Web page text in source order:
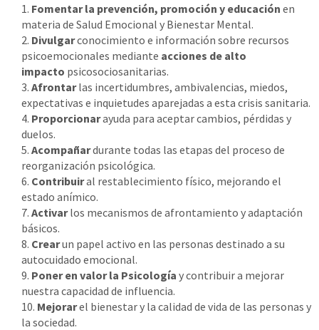
Fomentar la prevención, promoción y educación en
materia de Salud Emocional y Bienestar Mental.
Divulgarconocimiento e información sobre recursos
psicoemocionales mediante acciones de alto
impacto psicosociosanitarias.
Afrontarlas incertidumbres, ambivalencias, miedos,
expectativas e inquietudes aparejadas a esta crisis sanitaria.
Proporcionarayuda para aceptar cambios, pérdidas y
duelos.
Acompañardurante todas las etapas del proceso de
reorganización psicológica.
Contribuiral restablecimiento físico, mejorando el
estado anímico.
Activarlos mecanismos de afrontamiento y adaptación
básicos.
Crearun papel activo en las personas destinado a su
autocuidado emocional.
Poner en valor la Psicología y contribuir a mejorar
nuestra capacidad de influencia.
Mejorarel bienestar y la calidad de vida de las personas y
la sociedad.